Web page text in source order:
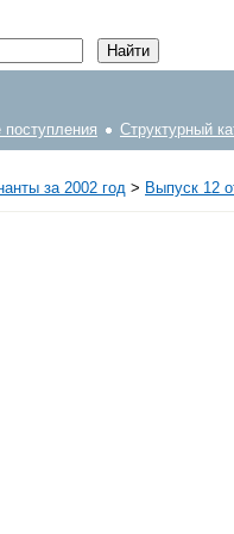
поступления Структурный
за 2002 год > Выпуск 12